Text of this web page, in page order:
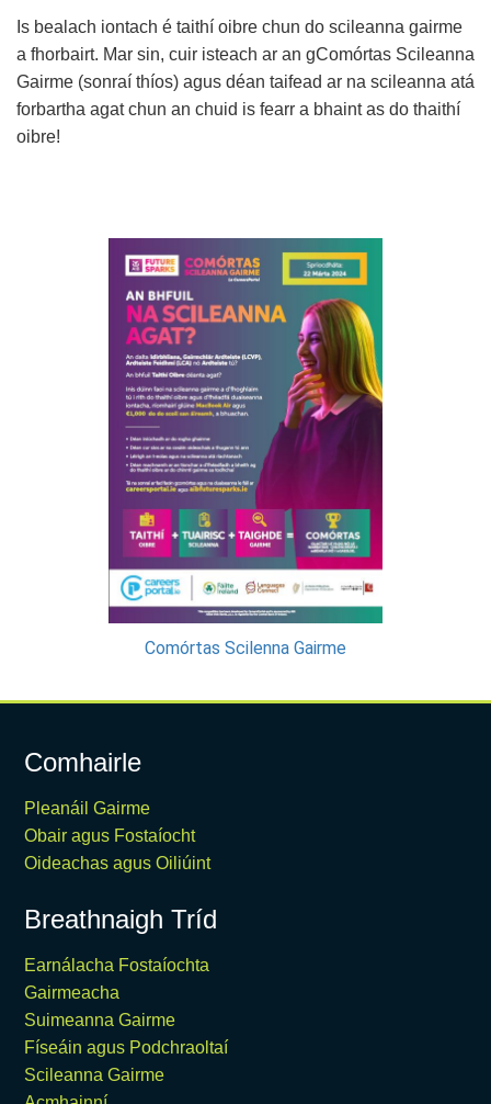
Is bealach iontach é taithí oibre chun do scileanna gairme
a fhorbairt. Mar sin, cuir isteach ar an gComórtas Scileanna
Gairme (sonraí thíos) agus déan taifead ar na scileanna atá
forbartha agat chun an chuid is fearr a bhaint as do thaithí
oibre!
Comórtas Scilenna Gairme
Comhairle
Pleanáil Gairme
Obair agus Fostaíocht
Oideachas agus Oiliúint
Breathnaigh Tríd
Earnálacha Fostaíochta
Gairmeacha
Suimeanna Gairme
Físeáin agus Podchraoltaí
Scileanna Gairme